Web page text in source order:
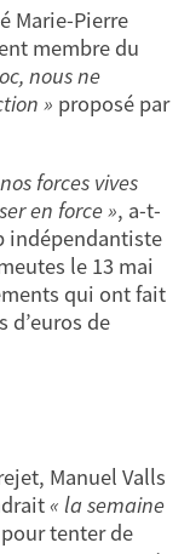
Marie-Pierre
membre du
nous ne
» proposé par
forces vives
en force », a-t-
indépendantiste
le 13 mai
qui ont fait
de
Manuel Valls
« la semaine
tenter de